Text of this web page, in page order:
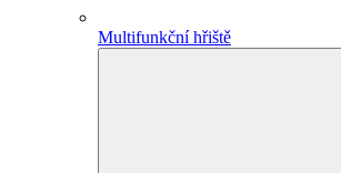
Multifunkční hřiště